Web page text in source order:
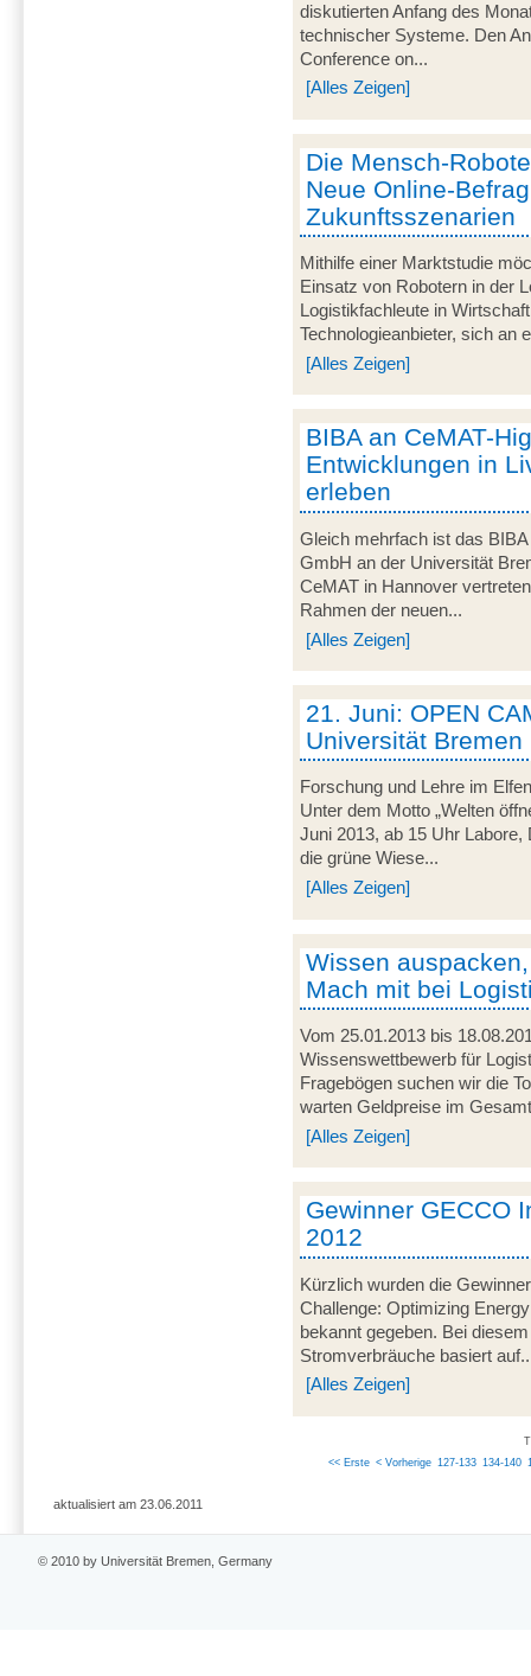
diskutierten Anfang des
technischer Systeme. Den
Conference on...
[Alles Zeigen]
Die Mensch-
Neue Online-
Zukunftsszenarien
Mithilfe einer Marktstudie
Einsatz von Robotern in der
Logistikfachleute in
Technologieanbieter, sich an
[Alles Zeigen]
BIBA an CeMAT-
Entwicklungen in
erleben
Gleich mehrfach ist das
GmbH an der Universität
CeMAT in Hannover
Rahmen der neuen...
[Alles Zeigen]
21. Juni: OPEN
Universität Bremen
Forschung und Lehre im
Unter dem Motto „Welten
Juni 2013, ab 15 Uhr
die grüne Wiese...
[Alles Zeigen]
Wissen
Mach mit bei
Vom 25.01.2013 bis
Wissenswettbewerb für
Fragebögen suchen wir die
warten Geldpreise im
[Alles Zeigen]
Gewinner GECCO
2012
Kürzlich wurden die
Challenge: Optimizing
bekannt gegeben. Bei
Stromverbräuche basiert
[Alles Zeigen]
<< Erste < Vorherige 127-133 134-140
aktualisiert am 23.06.2011
© 2010 by Universität Bremen, Germany